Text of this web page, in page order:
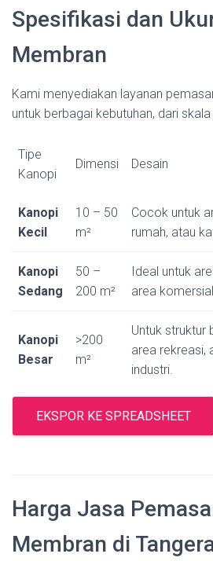
Spesifikasi dan
Membran
Kami menyediakan layanan
untuk berbagai kebutuhan, dari
Tipe
Kanopi
Dimensi Desain
Kanopi
Kecil
10 – 50
m²
Cocok untuk
rumah, atau
Kanopi
Sedang
50 –
200 m²
Ideal untuk
area
Kanopi
Besar
>200
m²
Untuk struktur
area rekreasi,
industri.
EKSPOR KE SPREADSHEET
Harga Jasa
Membran di